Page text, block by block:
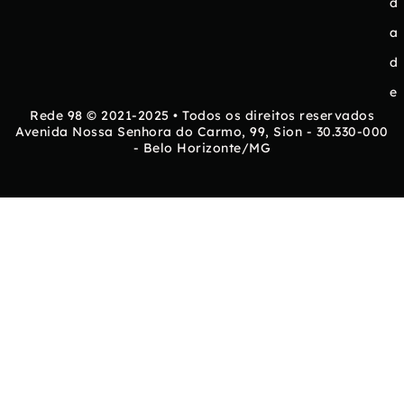
a
d
e
Rede 98 © 2021-2025 • Todos os direitos reservados
Avenida Nossa Senhora do Carmo, 99, Sion - 30.330-000
- Belo Horizonte/MG